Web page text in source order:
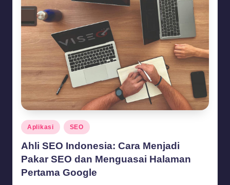
Posted
in
Aplikasi SEO
Ahli SEO Indonesia: Cara Menjadi
Pakar SEO dan Menguasai Halaman
Pertama Google